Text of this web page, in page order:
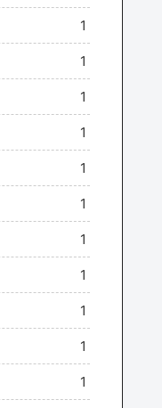
1
1
1
1
1
1
1
1
1
1
1